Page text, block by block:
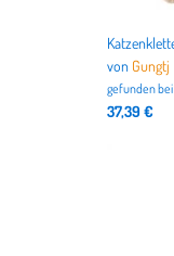
von Gungtj
gefunden bei
37,39 €